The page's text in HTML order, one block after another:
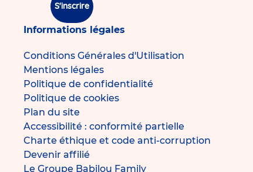
S'inscrire
Informations légales
Conditions Générales d'Utilisation
Mentions légales
Politique de confidentialité
Politique de cookies
Plan du site
Accessibilité : conformité partielle
Charte éthique et code anti-corruption
Devenir affilié
Le Groupe Babilou Family